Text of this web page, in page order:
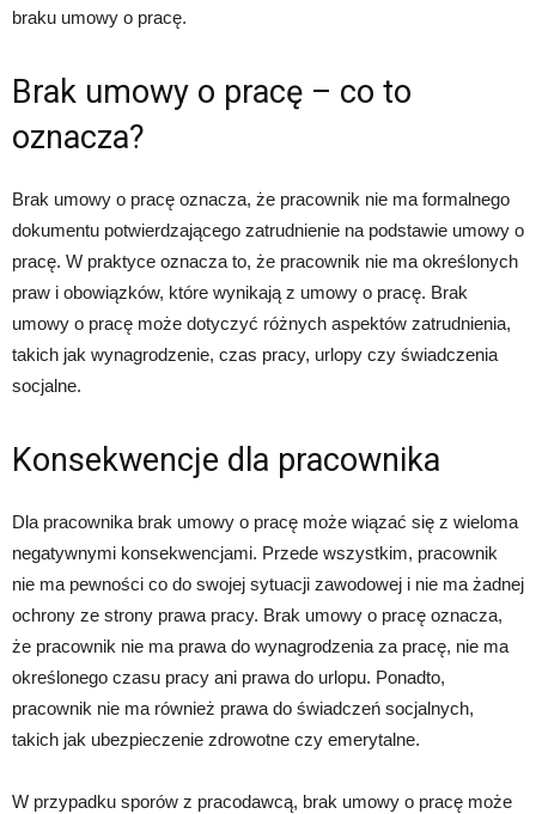
braku umowy o pracę.
Brak umowy o pracę – co to
oznacza?
Brak umowy o pracę oznacza, że pracownik nie ma formalnego
dokumentu potwierdzającego zatrudnienie na podstawie umowy o
pracę. W praktyce oznacza to, że pracownik nie ma określonych
praw i obowiązków, które wynikają z umowy o pracę. Brak
umowy o pracę może dotyczyć różnych aspektów zatrudnienia,
takich jak wynagrodzenie, czas pracy, urlopy czy świadczenia
socjalne.
Konsekwencje dla pracownika
Dla pracownika brak umowy o pracę może wiązać się z wieloma
negatywnymi konsekwencjami. Przede wszystkim, pracownik
nie ma pewności co do swojej sytuacji zawodowej i nie ma żadnej
ochrony ze strony prawa pracy. Brak umowy o pracę oznacza,
że pracownik nie ma prawa do wynagrodzenia za pracę, nie ma
określonego czasu pracy ani prawa do urlopu. Ponadto,
pracownik nie ma również prawa do świadczeń socjalnych,
takich jak ubezpieczenie zdrowotne czy emerytalne.
W przypadku sporów z pracodawcą, brak umowy o pracę może